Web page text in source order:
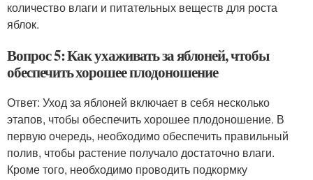
количество влаги и питательных веществ для роста
яблок.
Вопрос 5: Как ухаживать за яблоней, чтобы
обеспечить хорошее плодоношение
Ответ: Уход за яблоней включает в себя несколько
этапов, чтобы обеспечить хорошее плодоношение. В
первую очередь, необходимо обеспечить правильный
полив, чтобы растение получало достаточно влаги.
Кроме того, необходимо проводить подкормку